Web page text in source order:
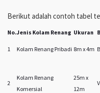
Berikut adalah contoh tabel
No.Jenis Kolam Renang Ukuran
1 Kolam Renang Pribadi 8m x 4m
2
Kolam Renang
Komersial
25m x
12m